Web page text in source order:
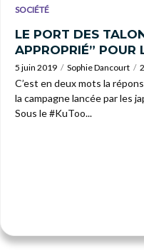
SOCIÉTÉ
LE PORT DES
APPROPRIÉ” POUR
5 juin 2019 Sophie Dancourt
C’est en deux mots la
la campagne lancée par les
Sous le #KuToo...